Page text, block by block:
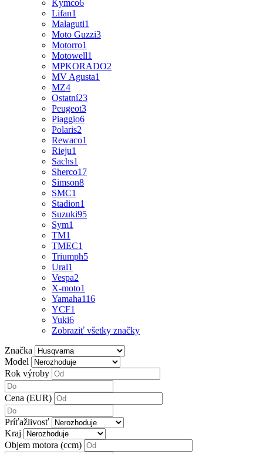
Kymco6
Lifan1
Malaguti1
Moto Guzzi3
Motorro1
Motowell1
MPKORADO2
MV Agusta1
MZ4
Ostatní23
Peugeot3
Piaggio6
Polaris2
Rewaco1
Rieju1
Sachs1
Sherco17
Simson8
SMC1
Stadion1
Suzuki95
Sym1
TM1
TMEC1
Triumph5
Ural1
Vespa2
X-moto1
Yamaha116
YCF1
Yuki6
Zobraziť všetky značky
Značka
Model
Rok výroby
Cena (EUR)
Príťažlivosť
Kraj
Objem motora (ccm)